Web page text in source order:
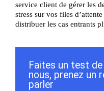
service client de gérer les
stress sur vos files
distribuer les cas entrants
Faites un test
nous, prenez un
parler